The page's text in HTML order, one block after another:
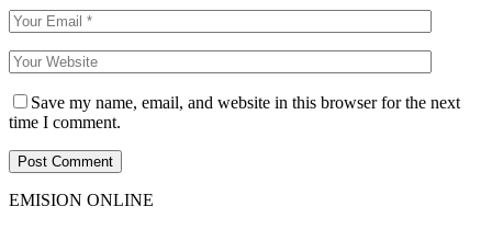
Save my name, email, and website in this browser for the next
time I comment.
EMISION ONLINE